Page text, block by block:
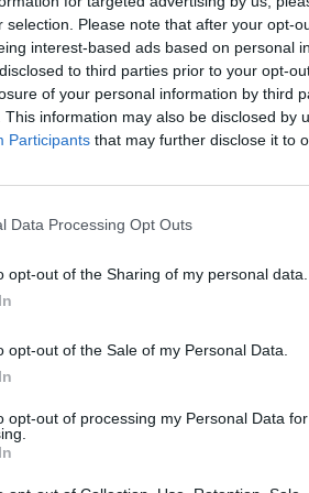
selection. Please note that after your opt-
interest-based ads based on personal
to third parties prior to your opt-
of your personal information by third
This information may also be disclosed by
Participants that may further disclose it to
Data Processing Opt Outs
opt-out of the Sharing of my personal data.
opt-out of the Sale of my Personal Data.
opt-out of processing my Personal Data
körülbelül 75 ezer felsőoktatási
azonban a Világgazdaság
több mint 13 ezret vehettek
bejelentett
pénteki számában megjelent cikk
ragadt benn a nyelvvizsga
- közölte a Világgazdaság
A HÖOK éppen ezért nagy
portfolio.hu hírarchívumához
tartalmazza: